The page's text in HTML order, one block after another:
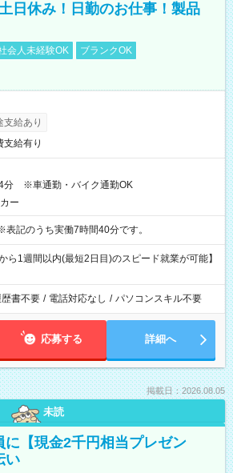
日休み！日勤のお仕事！製品
会人未経験OK
ブランクOK
支給あり
支給有り
分 ※車通勤・バイク通勤OK
ー
～17:10 ※表記のうち実働7時間40分です。
ら1週間以内(最短2日目)のスピード就業が可能】
歴書不要 / 電話対応なし / パソコンスキル不要
応募する 詳細へ
掲載日：2026.08.05
未読
に【現金2千円相当プレゼン
い